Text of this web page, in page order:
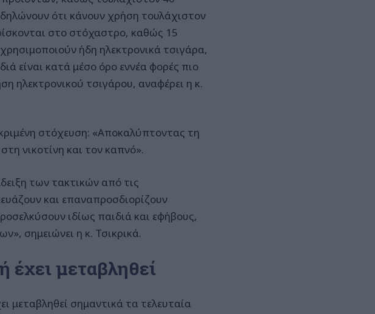
ότι κάνουν χρήση τουλάχιστον
στο στόχαστρο, καθώς 15
ήδη ηλεκτρονικά τσιγάρα,
είναι κατά μέσο όρο εννέα φορές πιο
ηλεκτρονικού τσιγάρου, αναφέρει η κ.
στόχευση: «Αποκαλύπτοντας τη
νικοτίνη και τον καπνό».
των τακτικών από τις
και επαναπροσδιορίζουν
ιδίως παιδιά και εφήβους,
σημειώνει η κ. Τσικρικά.
έχει μεταβληθεί
μεταβληθεί σημαντικά τα τελευταία